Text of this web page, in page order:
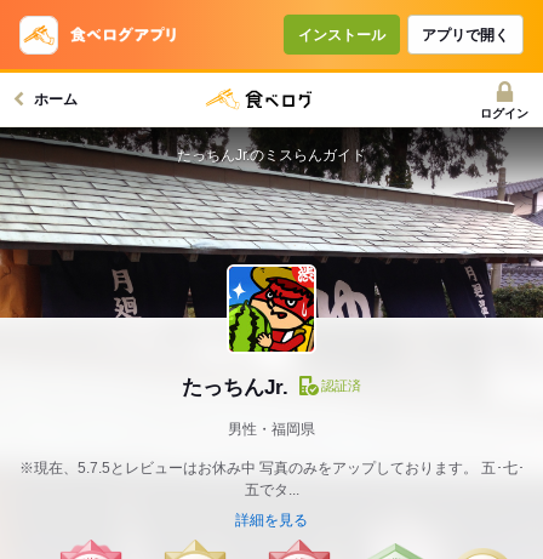
インストール アプリで開く
ホーム
ログイン
たっちんJr. 認証済
男性・福岡県
※現在、5.7.5とレビューはお休み中 写真のみをアップしております。 五･七･
五でタ...
詳細を見る
たっちんJr.のミスらんガイド